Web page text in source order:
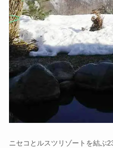
ニセコとルスツリゾートを結ぶ